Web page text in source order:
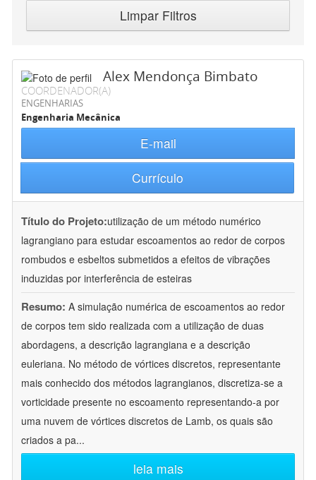
Limpar Filtros
Alex Mendonça Bimbato
COORDENADOR(A)
ENGENHARIAS
Engenharia Mecânica
E-mail
Currículo
Título do Projeto:utilização de um método numérico
lagrangiano para estudar escoamentos ao redor de corpos
rombudos e esbeltos submetidos a efeitos de vibrações
induzidas por interferência de esteiras
Resumo: A simulação numérica de escoamentos ao redor
de corpos tem sido realizada com a utilização de duas
abordagens, a descrição lagrangiana e a descrição
euleriana. No método de vórtices discretos, representante
mais conhecido dos métodos lagrangianos, discretiza-se a
vorticidade presente no escoamento representando-a por
uma nuvem de vórtices discretos de Lamb, os quais são
criados a pa...
leia mais